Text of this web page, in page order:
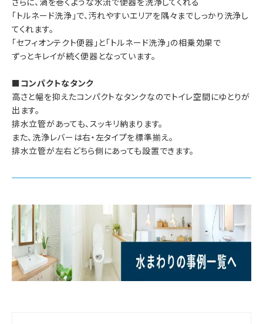
「トルネード洗浄」で、汚れやすいエリアを隅々までしっかり洗浄し
てくれます。
「セフィオンテクト便器」と「トルネード洗浄」の相乗効果で
ずっとキレイが続く便器となっています。
■コンパクトなタンク
高さと幅を抑えたコンパクトなタンクなのでトイレ空間にゆとりが
出ます。
排水立管があっても、スッキリ納まります。
また、洗浄レバーは右・左タイプを標準揃え。
排水立管が左右どちら側にあっても設置できます。